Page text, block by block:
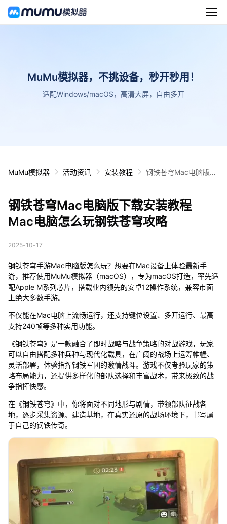
MuMu模拟器，不挑设备，秒开秒用！
适配Windows/macOS，高清大屏，自由多开
MuMu模拟器 活动资讯 安装教程
钢铁苍穹Mac电脑版下
钢铁苍穹Mac电脑版下载安装教程
Mac电脑怎么玩钢铁苍穹攻略
2025-10-17
钢铁苍穹手游Mac电脑版怎么玩？想要在Mac设备上体验最新手
游，推荐使用MuMu模拟器（macOS），专为macOS打造，率先适
配Apple M系列芯片，搭载业内领先的安卓12操作系统，兼容市面
上绝大多数手游。
不仅能在Mac电脑上流畅运行，还支持键位设置、多开运行、最高
支持240帧等多种实用功能。
《钢铁苍穹》是一款融合了即时战略与战争策略的对战游戏，玩家
可以自由搭配多种兵种与现代化载具，在广阔的战场上运筹帷幄、
灵活部署，体验指挥钢铁军团的激情战斗。游戏不仅考验玩家的策
略布局能力，还提供多样化的部队选择和丰富战术，带来极致的战
争指挥快感。
在《钢铁苍穹》中，你将面对不同地形与剧情，带领部队征战各
地，逐步采集资源、建造基地，在真实还原的战场环境下，书写属
于自己的钢铁传奇。